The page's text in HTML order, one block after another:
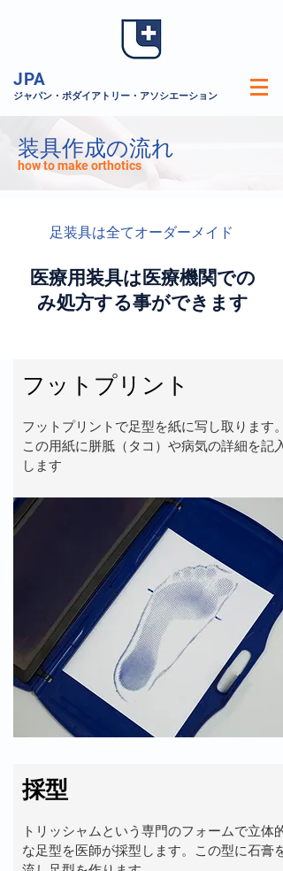
JPA
​ジャパン・ポダイアトリー・アソシエーション
装具作成の流れ
how to make orthotics
足装具は全てオーダーメイド
医療用装具は医療機関での
み処方する事ができます
​フットプリント
​フットプリントで足型を紙に写し取ります。
​この用紙に胼胝 ​（タコ）や病気の詳細を記入
します
​採型
​トリッシャムという専門のフォームで立体的
な足型を医師が採型します。この型に石膏を